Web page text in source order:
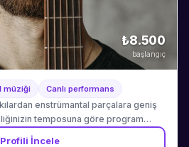
₺8.500
başlangıç
müziği Canlı performans
enstrümantal parçalara geniş
temposuna göre program
Profili İncele